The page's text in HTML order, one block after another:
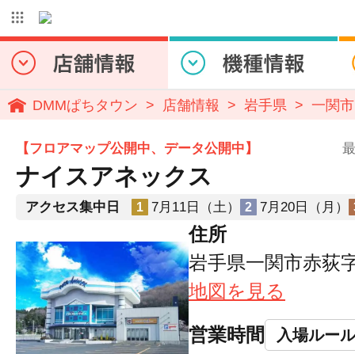
DMMぱちタウン 店舗情報 岩手県 一関市
【フロアマップ公開中、データ公開中】
ナイスアネックス
アクセス集中日 1 7月11日（土） 2 7月20日（月）
住所
岩手県一関市赤荻
地図を見る
営業時間 入場ルール